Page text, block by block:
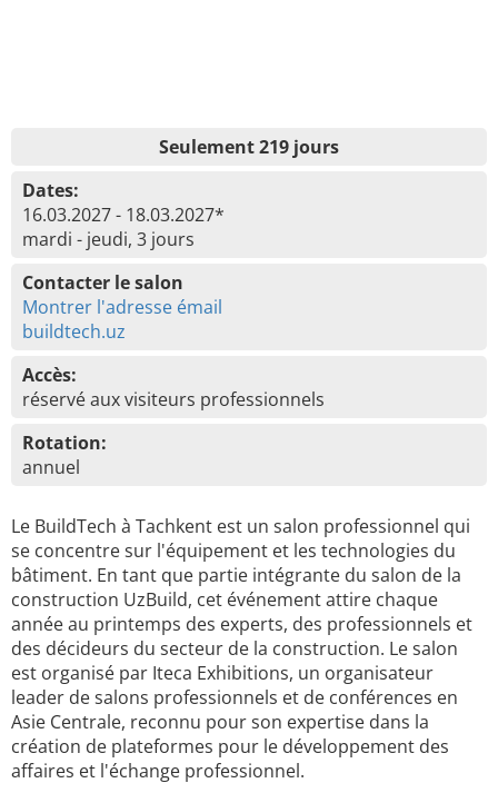
Seulement 219 jours
Dates:
16.03.2027 - 18.03.2027*
mardi - jeudi, 3 jours
Contacter le salon
Montrer l'adresse émail
buildtech.uz
Accès:
réservé aux visiteurs professionnels
Rotation:
annuel
Le BuildTech à Tachkent est un salon professionnel qui
se concentre sur l'équipement et les technologies du
bâtiment. En tant que partie intégrante du salon de la
construction UzBuild, cet événement attire chaque
année au printemps des experts, des professionnels et
des décideurs du secteur de la construction. Le salon
est organisé par Iteca Exhibitions, un organisateur
leader de salons professionnels et de conférences en
Asie Centrale, reconnu pour son expertise dans la
création de plateformes pour le développement des
affaires et l'échange professionnel.